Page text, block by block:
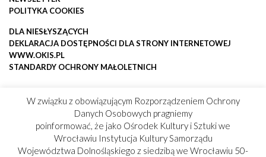
POLITYKA COOKIES
DLA NIESŁYSZĄCYCH
DEKLARACJA DOSTĘPNOŚCI DLA STRONY INTERNETOWEJ
WWW.OKIS.PL
STANDARDY OCHRONY MAŁOLETNICH
W związku z obowiązującym Rozporządzeniem Ochrony
Danych Osobowych pragniemy
poinformować, że jako Ośrodek Kultury i Sztuki we
Wrocławiu Instytucja Kultury Samorządu
Województwa Dolnośląskiego z siedzibą we Wrocławiu 50-